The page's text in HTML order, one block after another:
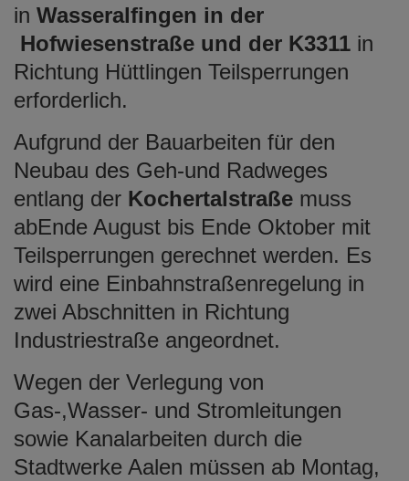
in Wasseralfingen in der
Hofwiesenstraße und der K3311 in
Richtung Hüttlingen Teilsperrungen
erforderlich.
Aufgrund der Bauarbeiten für den
Neubau des Geh-und Radweges
entlang der Kochertalstraße muss
abEnde August bis Ende Oktober mit
Teilsperrungen gerechnet werden. Es
wird eine Einbahnstraßenregelung in
zwei Abschnitten in Richtung
Industriestraße angeordnet.
Wegen der Verlegung von
Gas-,Wasser- und Stromleitungen
sowie Kanalarbeiten durch die
Stadtwerke Aalen müssen ab Montag,